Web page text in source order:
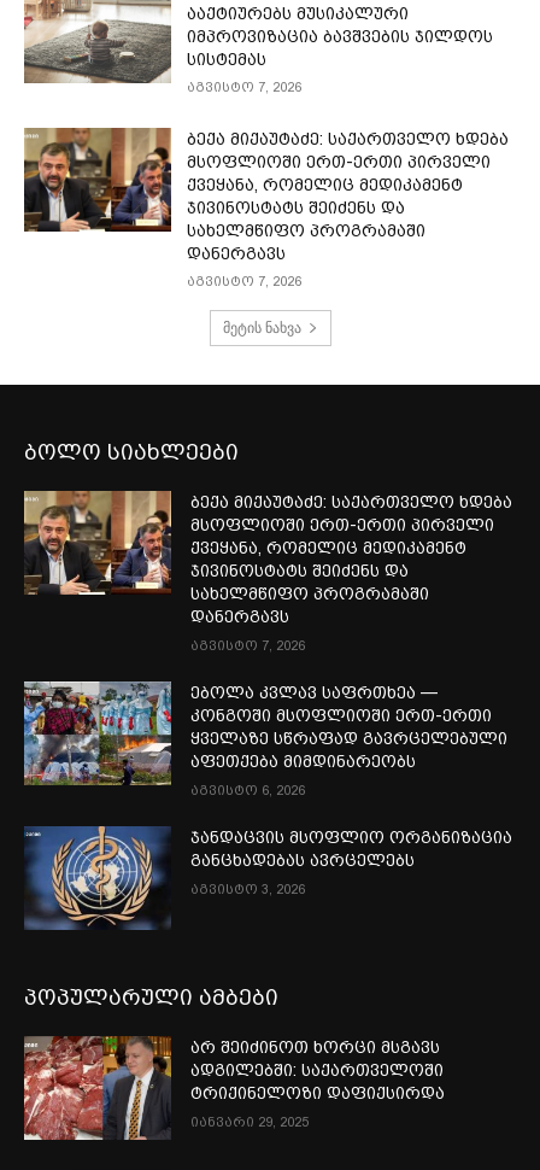
ააქტიურებს მუსიკალური
იმპროვიზაცია ბავშვების ჯილდოს
სისტემას
აგვისტო 7, 2026
ბექა მიქაუტაძე: საქართველო ხდება
მსოფლიოში ერთ-ერთი პირველი
ქვეყანა, რომელიც მედიკამენტ
ჯივინოსტატს შეიძენს და
სახელმწიფო პროგრამაში
დანერგავს
აგვისტო 7, 2026
მეტის ნახვა
ბოლო სიახლეები
ბექა მიქაუტაძე: საქართველო ხდება
მსოფლიოში ერთ-ერთი პირველი
ქვეყანა, რომელიც მედიკამენტ
ჯივინოსტატს შეიძენს და
სახელმწიფო პროგრამაში
დანერგავს
აგვისტო 7, 2026
ებოლა კვლავ საფრთხეა —
კონგოში მსოფლიოში ერთ-ერთი
ყველაზე სწრაფად გავრცელებული
აფეთქება მიმდინარეობს
აგვისტო 6, 2026
ჯანდაცვის მსოფლიო ორგანიზაცია
განცხადებას ავრცელებს
აგვისტო 3, 2026
პოპულარული ამბები
არ შეიძინოთ ხორცი მსგავს
ადგილებში: საქართველოში
ტრიქინელოზი დაფიქსირდა
იანვარი 29, 2025